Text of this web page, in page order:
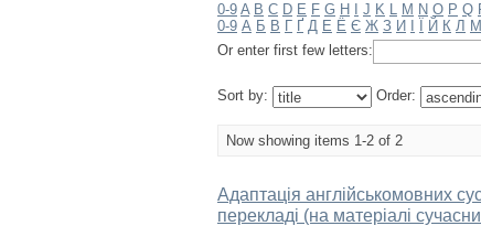
0-9 A B C D E F G H J K L M N O P Q
0-9 А Б В Г Ґ Д Е Ё Є Ж З И Й К Л М
Or enter first few letters:
Sort by: Order:
Now showing items 1-2 of 2
Адаптація англійськомовних
перекладі (на матеріалі